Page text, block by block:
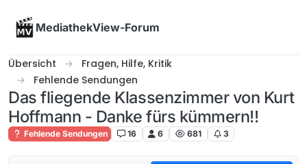
MediathekView-Forum
Übersicht
Fragen, Hilfe, Kritik
Fehlende Sendungen
Das fliegende Klassenzimmer von Kurt
Hoffmann - Danke fürs kümmern!!
Fehlende Sendungen 16 6 681 3